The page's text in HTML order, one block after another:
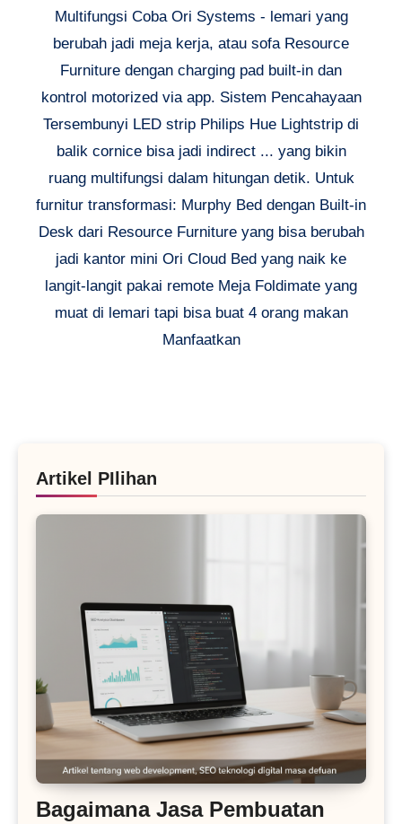
Multifungsi Coba Ori Systems - lemari yang
berubah jadi meja kerja, atau sofa Resource
Furniture dengan charging pad built-in dan
kontrol motorized via app. Sistem Pencahayaan
Tersembunyi LED strip Philips Hue Lightstrip di
balik cornice bisa jadi indirect ... yang bikin
ruang multifungsi dalam hitungan detik. Untuk
furnitur transformasi: Murphy Bed dengan Built-in
Desk dari Resource Furniture yang bisa berubah
jadi kantor mini Ori Cloud Bed yang naik ke
langit-langit pakai remote Meja Foldimate yang
muat di lemari tapi bisa buat 4 orang makan
Manfaatkan
Artikel PIlihan
Bagaimana Jasa Pembuatan